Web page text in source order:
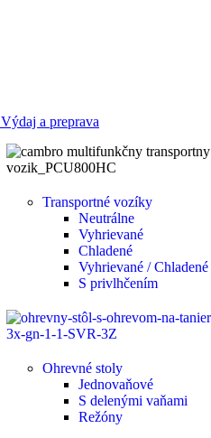
Výdaj a preprava
Transportné vozíky
Neutrálne
Vyhrievané
Chladené
Vyhrievané / Chladené
S privlhčením
Ohrevné stoly
Jednovaňové
S delenými vaňami
Režóny